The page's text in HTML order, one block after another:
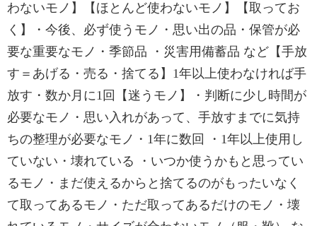
わないモノ】【ほとんど使わないモノ】【取ってお
く】・今後、必ず使うモノ・思い出の品・保管が必
要な重要なモノ・季節品 ・災害用備蓄品 など【手放
す＝あげる・売る・捨てる】1年以上使わなければ手
放す・数か月に1回【迷うモノ】・判断に少し時間が
必要なモノ・思い入れがあって、手放すまでに気持
ちの整理が必要なモノ・1年に数回 ・1年以上使用し
ていない・壊れている ・いつか使うかもと思ってい
るモノ・まだ使えるからと捨てるのがもったいなく
て取ってあるモノ・ただ取ってあるだけのモノ・壊